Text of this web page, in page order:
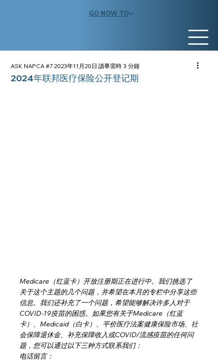
GO NOW TO
2024年联邦医疗保险公开登记期
ASK NAPCA #72023年11月20日讀畢需時 3 分鐘
Medicare（红蓝卡）开放注册期正在进行中。我们挑选了
关于这个主题的几个问题，并希望在本月的专栏中分享这些
信息。我们还补充了一个问题，希望能够解决许多人对于
COVID-19疫苗的困惑。如果您有关于Medicare（红蓝
卡）、Medicaid（白卡）、平价医疗法案健康保险市场、社
会保障退休金、补充保障收入或COVID/流感疫苗的任何问
题，您可以通过以下三种方式联系我们：
电话留言：